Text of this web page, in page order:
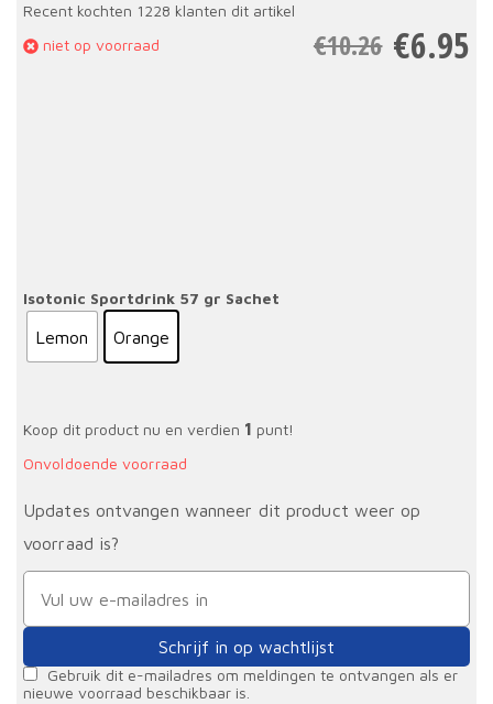
Recent kochten 1228 klanten dit artikel
niet op voorraad
€10.26 €6.95
Isotonic Sportdrink 57 gr Sachet
Lemon Orange
Koop dit product nu en verdien 1 punt!
Onvoldoende voorraad
Updates ontvangen wanneer dit product weer op
voorraad is?
Schrijf in op wachtlijst
Gebruik dit e-mailadres om meldingen te ontvangen als er
nieuwe voorraad beschikbaar is.